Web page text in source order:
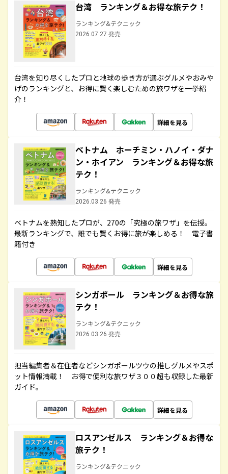
台湾 ランキング＆お得な旅テク！
ランキング&テクニック
2026.07.27 発売
台湾を知り尽くしたプロと地球の歩き方が選ぶグルメやおみや
げのランキングと、お得に賢く楽しむための旅ワザを一挙紹
介！
詳細を見る
ベトナム ホーチミン・ハノイ・ダナ
ン・ホイアン ランキング＆お得な旅
テク！
ランキング&テクニック
2026.03.26 発売
ベトナムを熟知したプロが、270の「究極の旅ワザ」を伝授。
最新ランキングで、誰でも賢くお得に旅が楽しめる！ 電子書
籍付き
詳細を見る
シンガポール ランキング＆お得な旅
テク！
ランキング&テクニック
2026.03.26 発売
担当編集者＆在住者などシンガポールツウの推しグルメやスポ
ット情報満載！ お得で便利な旅ワザ３００超も収録した最新
ガイド。
詳細を見る
ロスアンゼルス ランキング＆お得な
旅テク！
ランキング&テクニック